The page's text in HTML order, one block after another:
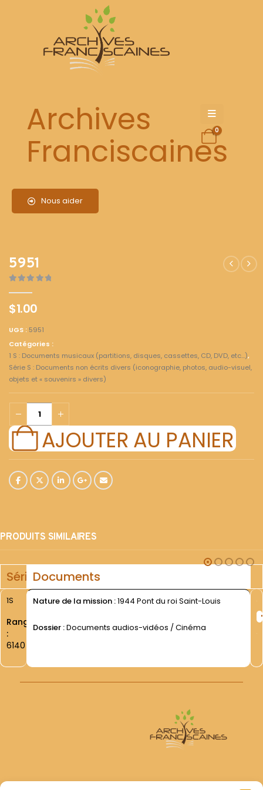
Archives
Franciscaines
Nous aider
0
5951
$1.00
UGS : 5951
Catégories :
1 S : Documents musicaux (partitions, disques, cassettes, CD, DVD, etc...),
Série S : Documents non écrits divers (iconographie, photos, audio-visuel,
objets et « souvenirs » divers)
AJOUTER AU PANIER
PRODUITS SIMILAIRES
SérieDocuments
1S
Rang
:
6140
Nature de la mission :1944 Pont du roi Saint-Louis
Dossier :Documents audios-vidéos / Cinéma